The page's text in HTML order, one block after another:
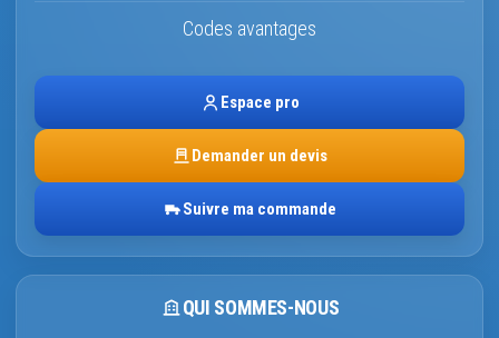
Codes avantages
Espace pro
Demander un devis
Suivre ma commande
QUI SOMMES-NOUS